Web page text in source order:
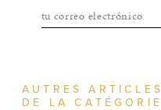
tu correo electrónico
AUTRES ARTICLES
DE LA CATÉGORIE